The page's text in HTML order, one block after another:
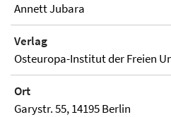
Annett Jubara
Verlag
Osteuropa-Institut der Freien
Ort
Garystr. 55, 14195 Berlin